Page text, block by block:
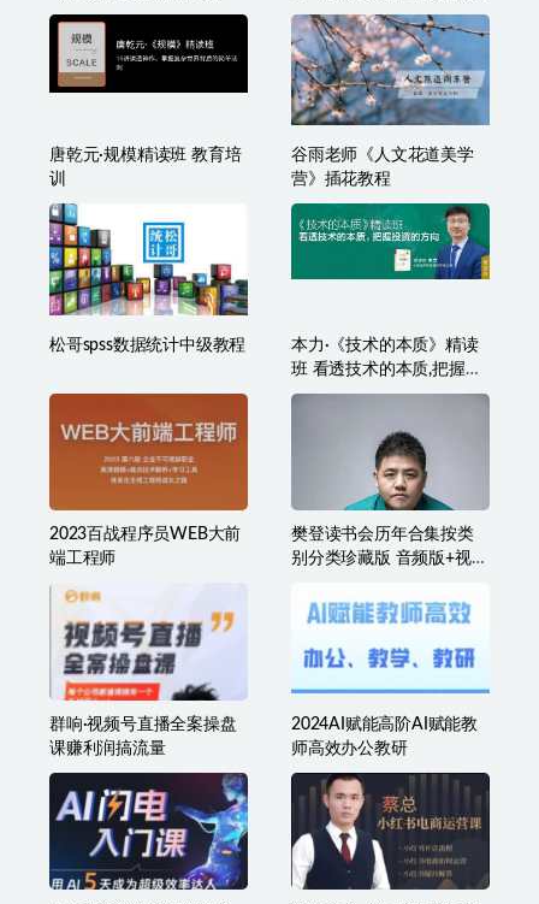
带全套课程资料
唐乾元·规模精读班 教育培
训
谷雨老师《人文花道美学
营》插花教程
松哥spss数据统计中级教程
本力·《技术的本质》精读
班 看透技术的本质,把握投
资的方向
2023百战程序员WEB大前
端工程师
樊登读书会历年合集按类
别分类珍藏版 音频版+视频
群响·视频号直播全案操盘
课赚利润搞流量
2024AI赋能高阶AI赋能教
师高效办公教研